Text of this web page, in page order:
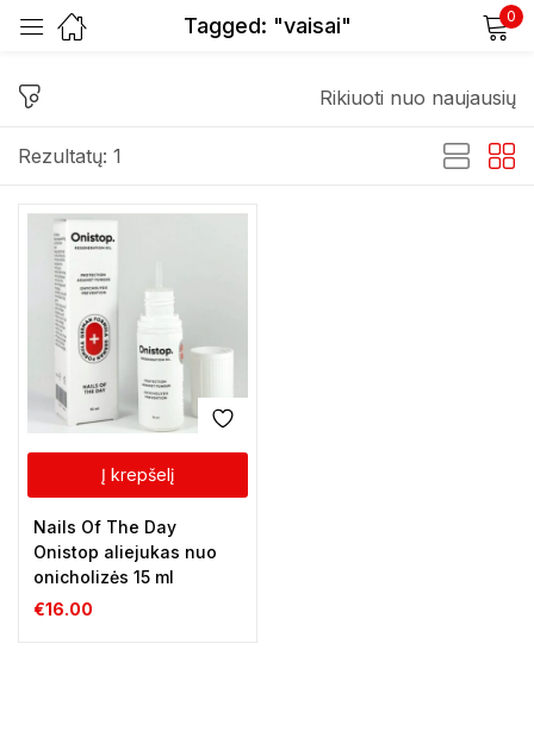
Tagged: "vaisai" 0
Rezultatų: 1
Rikiuoti nuo naujausių
Į krepšelį
Nails Of The Day
Onistop aliejukas nuo
onicholizės 15 ml
€16.00
Prisiminti slaptažodį
Pamiršote slaptažodį?
Registracija